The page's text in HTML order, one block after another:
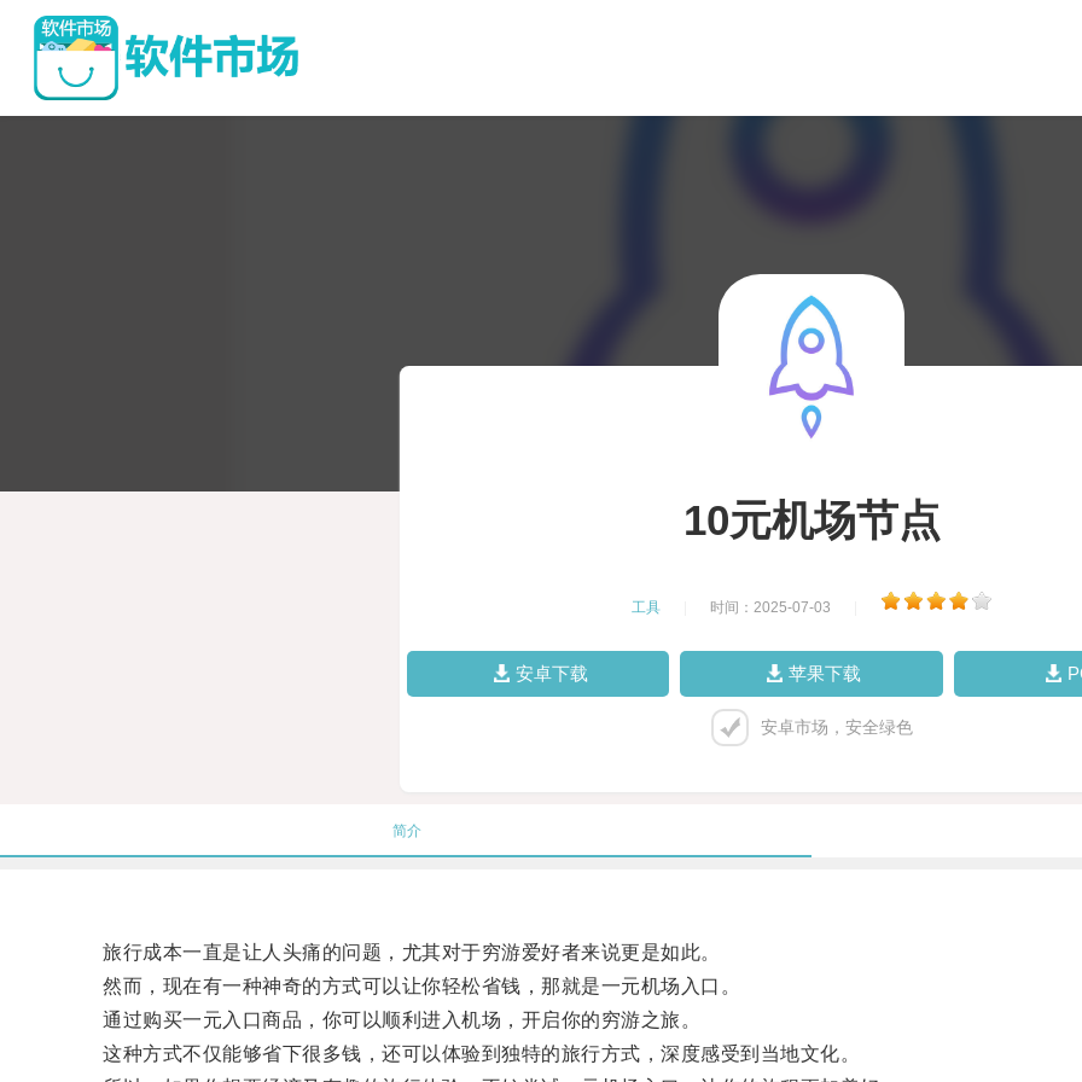
10元机场节点
工具 时间：2025-07-03
安卓下载 苹果下载
安卓市场，安全绿色
简介
旅行成本一直是让人头痛的问题，尤其对于穷游爱好者来说更是如此。
然而，现在有一种神奇的方式可以让你轻松省钱，那就是一元机场入口。
通过购买一元入口商品，你可以顺利进入机场，开启你的穷游之旅。
这种方式不仅能够省下很多钱，还可以体验到独特的旅行方式，深度感受到当地文化。